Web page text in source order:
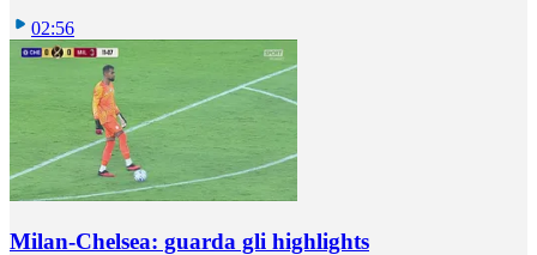
02:56
Milan-Chelsea: guarda gli highlights